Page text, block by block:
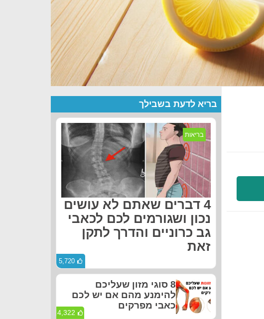
בריא לדעת בשבילך
בריאות
4 דברים שאתם לא עושים
נכון ושגורמים לכם לכאבי
גב כרוניים והדרך לתקן
זאת
5,720
8 סוגי מזון שעליכם
להימנע מהם אם יש לכם
כאבי מפרקים
4,322